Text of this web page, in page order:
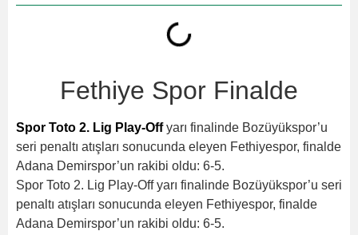
Fethiye Spor Finalde
Spor Toto 2. Lig Play-Offyarı finalinde Bozüyükspor’u
seri penaltı atışları sonucunda eleyen Fethiyespor, finalde
Adana Demirspor’un rakibi oldu: 6-5.
Spor Toto 2. Lig Play-Off yarı finalinde Bozüyükspor’u seri
penaltı atışları sonucunda eleyen Fethiyespor, finalde
Adana Demirspor’un rakibi oldu: 6-5.